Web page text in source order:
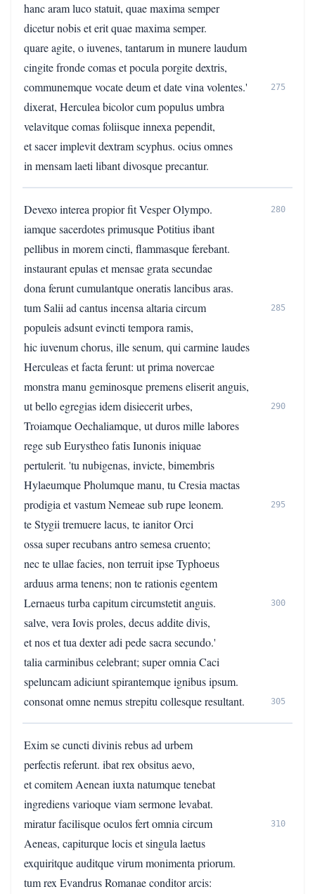
hanc aram luco statuit, quae maxima semper
dicetur nobis et erit quae maxima semper.
quare agite, o iuvenes, tantarum in munere laudum
cingite fronde comas et pocula porgite dextris,
communemque vocate deum et date vina volentes.'
275
dixerat, Herculea bicolor cum populus umbra
velavitque comas foliisque innexa pependit,
et sacer implevit dextram scyphus. ocius omnes
in mensam laeti libant divosque precantur.
Devexo interea propior fit Vesper Olympo. 280
iamque sacerdotes primusque Potitius ibant
pellibus in morem cincti, flammasque ferebant.
instaurant epulas et mensae grata secundae
dona ferunt cumulantque oneratis lancibus aras.
tum Salii ad cantus incensa altaria circum
285
populeis adsunt evincti tempora ramis,
hic iuvenum chorus, ille senum, qui carmine laudes
Herculeas et facta ferunt: ut prima novercae
monstra manu geminosque premens eliserit anguis,
ut bello egregias idem disiecerit urbes,
290
Troiamque Oechaliamque, ut duros mille labores
rege sub Eurystheo fatis Iunonis iniquae
pertulerit. 'tu nubigenas, invicte, bimembris
Hylaeumque Pholumque manu, tu Cresia mactas
prodigia et vastum Nemeae sub rupe leonem.
295
te Stygii tremuere lacus, te ianitor Orci
ossa super recubans antro semesa cruento;
nec te ullae facies, non terruit ipse Typhoeus
arduus arma tenens; non te rationis egentem
Lernaeus turba capitum circumstetit anguis.
300
salve, vera Iovis proles, decus addite divis,
et nos et tua dexter adi pede sacra secundo.'
talia carminibus celebrant; super omnia Caci
speluncam adiciunt spirantemque ignibus ipsum.
consonat omne nemus strepitu collesque resultant.
305
Exim se cuncti divinis rebus ad urbem
perfectis referunt. ibat rex obsitus aevo,
et comitem Aenean iuxta natumque tenebat
ingrediens varioque viam sermone levabat.
miratur facilisque oculos fert omnia circum
310
Aeneas, capiturque locis et singula laetus
exquiritque auditque virum monimenta priorum.
tum rex Evandrus Romanae conditor arcis: